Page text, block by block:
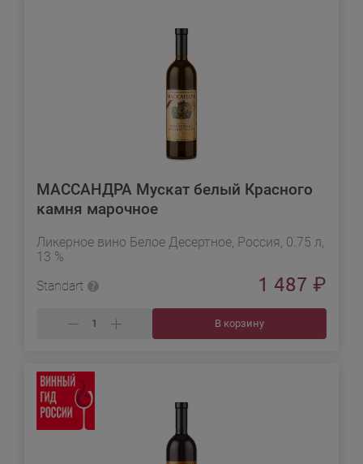
МАССАНДРА Мускат белый Красного
камня марочное
Ликерное вино Белое Десертное, Россия, 0.75 л,
13 %
Standart
1 487 ₽
В корзину